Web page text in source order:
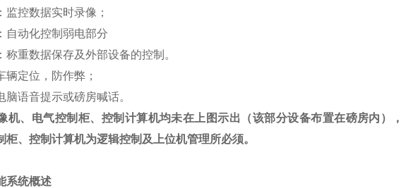
监控数据实时录像；
自动化控制弱电部分
称重数据保存及外部设备的控制。
辆定位，防作弊；
脑语音提示或磅房喊话。
机、电气控制柜、控制计算机均未在上图示出（该部分设备布置在磅房内）
柜、控制计算机为逻辑控制及上位机管理所必须。
系统概述